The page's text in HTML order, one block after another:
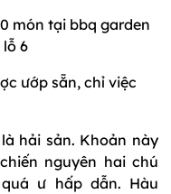
ướp sẵn, chỉ việc
hải sản. Khoản này
nguyên hai chú
ư hấp dẫn. Hàu